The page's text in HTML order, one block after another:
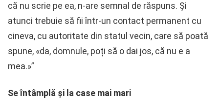
că nu scrie pe ea, n-are semnal de răspuns. Și
atunci trebuie să fii într-un contact permanent cu
cineva, cu autoritate din statul vecin, care să poată
spune, «da, domnule, poți să o dai jos, că nu e a
mea.»”
Se întâmplă și la case mai mari